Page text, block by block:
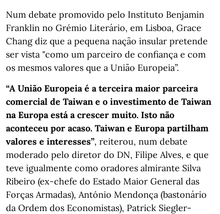
Num debate promovido pelo Instituto Benjamin
Franklin no Grémio Literário, em Lisboa, Grace
Chang diz que a pequena nação insular pretende
ser vista "como um parceiro de confiança e com
os mesmos valores que a União Europeia”.
“A União Europeia é a terceira maior parceira
comercial de Taiwan e o investimento de Taiwan
na Europa está a crescer muito. Isto não
aconteceu por acaso. Taiwan e Europa partilham
valores e interesses”, reiterou, num debate
moderado pelo diretor do DN, Filipe Alves, e que
teve igualmente como oradores almirante Silva
Ribeiro (ex-chefe do Estado Maior General das
Forças Armadas), António Mendonça (bastonário
da Ordem dos Economistas), Patrick Siegler-